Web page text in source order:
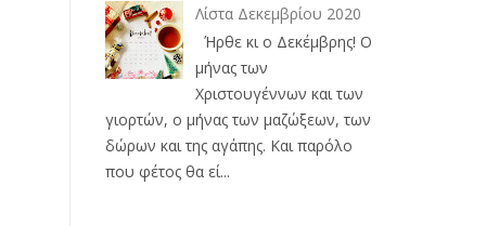
Λίστα Δεκεμβρίου 2020
Ήρθε κι ο Δεκέμβρης! Ο
μήνας των
Χριστουγέννων και των
γιορτών, ο μήνας των μαζώξεων, των
δώρων και της αγάπης. Και παρόλο
που φέτος θα εί...